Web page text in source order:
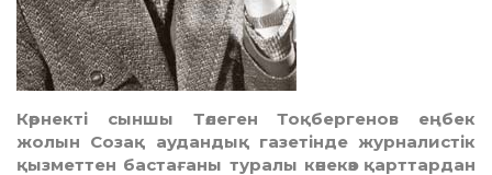
Көрнекті сыншы Төлеген Тоқбергенов еңбек
жолын Созақ аудандық газетінде журналистік
қызметтен бастағаны туралы көнекөз қарттардан